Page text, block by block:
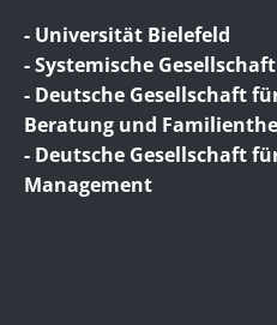
- Universität Bielefeld
- Systemische Gesellschaft
- Deutsche Gesellschaft
Beratung und
- Deutsche Gesellschaft
Management